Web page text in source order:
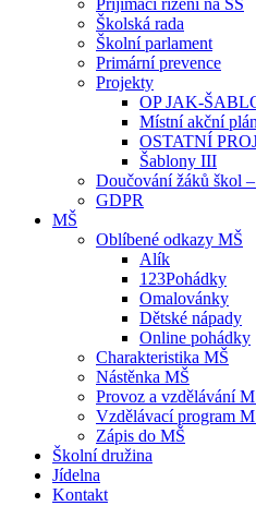
Přijímací řízení na SŠ
Školská rada
Školní parlament
Primární prevence
Projekty
OP JAK-
Místní akční
OSTATNÍ
Šablony III
Doučování žáků škol
GDPR
MŠ
Oblíbené odkazy MŠ
Alík
123Pohádky
Omalovánky
Dětské nápady
Online pohádky
Charakteristika MŠ
Nástěnka MŠ
Provoz a vzdělávání
Vzdělávací program
Zápis do MŠ
Školní družina
Jídelna
Kontakt